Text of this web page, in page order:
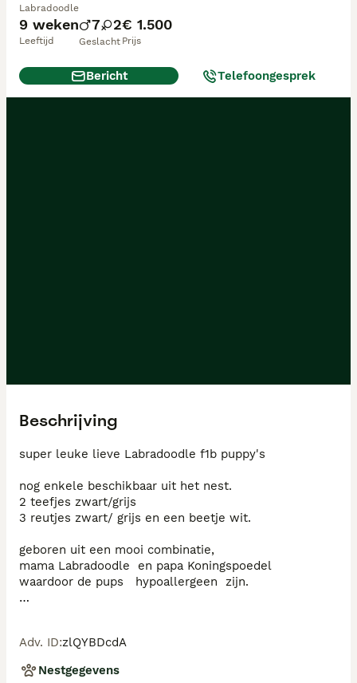
9 weken
Leeftijd
7 2
Geslacht
€ 1.500
Prijs
Labradoodle
Bericht Telefoongesprek
Beschrijving
super leuke lieve Labradoodle f1b puppy's
nog enkele beschikbaar uit het nest.
2 teefjes zwart/grijs
3 reutjes zwart/ grijs en een beetje wit.
geboren uit een mooi combinatie,
mama Labradoodle  en papa Koningspoedel
waardoor de pups   hypoallergeen  zijn.
bent u nog op vakantie  geen probleem de pups
mogen langer blijven.
Adv. ID:zlQYBDcdA
Nestgegevens